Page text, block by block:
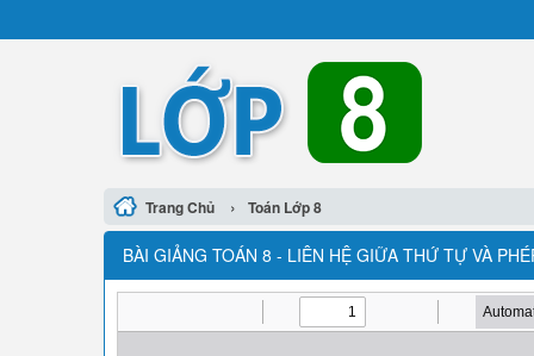
Trang Chủ › Toán Lớp 8
BÀI GIẢNG TOÁN 8 - LIÊN HỆ GIỮA THỨ TỰ VÀ